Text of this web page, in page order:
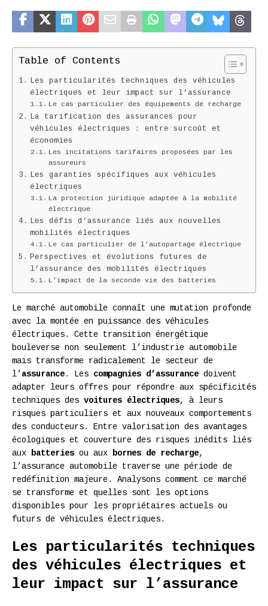
Table of Contents
Les particularités techniques des véhicules
électriques et leur impact sur l’assurance
Le cas particulier des équipements de recharge
La tarification des assurances pour
véhicules électriques : entre surcoût et
économies
Les incitations tarifaires proposées par les
assureurs
Les garanties spécifiques aux véhicules
électriques
La protection juridique adaptée à la mobilité
électrique
Les défis d’assurance liés aux nouvelles
mobilités électriques
Le cas particulier de l’autopartage électrique
Perspectives et évolutions futures de
l’assurance des mobilités électriques
L’impact de la seconde vie des batteries
Le marché automobile connaît une mutation profonde
avec la montée en puissance des véhicules
électriques. Cette transition énergétique
bouleverse non seulement l’industrie automobile
mais transforme radicalement le secteur de
l’ assurance. Les compagnies d’assurance doivent
adapter leurs offres pour répondre aux spécificités
techniques des voitures électriques, à leurs
risques particuliers et aux nouveaux comportements
des conducteurs. Entre valorisation des avantages
écologiques et couverture des risques inédits liés
aux
batteries ou aux bornes de recharge,
l’assurance automobile traverse une période de
redéfinition majeure. Analysons comment ce marché
se transforme et quelles sont les options
disponibles pour les propriétaires actuels ou
futurs de véhicules électriques.
Les particularités techniques
des véhicules électriques et
leur impact sur l’assurance